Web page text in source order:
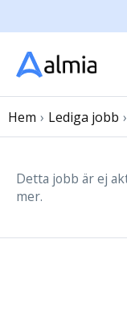
Hem
Vårdgivare
Om oss
Hem › Lediga jobb ›
Detta jobb är ej
mer.